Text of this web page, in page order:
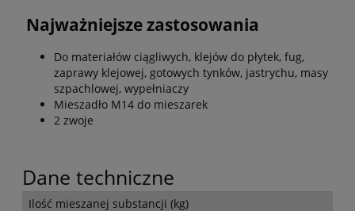
Najważniejsze zastosowania
Do materiałów ciągliwych, klejów do płytek, fug,
zaprawy klejowej, gotowych tynków, jastrychu, masy
szpachlowej, wypełniaczy
Mieszadło M14 do mieszarek
2 zwoje
Dane techniczne
Ilość mieszanej substancji (kg)